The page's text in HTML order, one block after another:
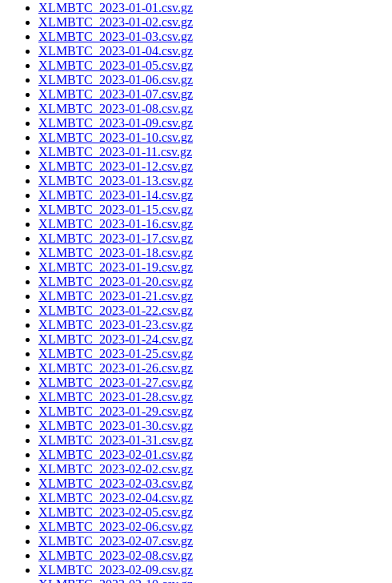
XLMBTC_2023-01-01.csv.gz
XLMBTC_2023-01-02.csv.gz
XLMBTC_2023-01-03.csv.gz
XLMBTC_2023-01-04.csv.gz
XLMBTC_2023-01-05.csv.gz
XLMBTC_2023-01-06.csv.gz
XLMBTC_2023-01-07.csv.gz
XLMBTC_2023-01-08.csv.gz
XLMBTC_2023-01-09.csv.gz
XLMBTC_2023-01-10.csv.gz
XLMBTC_2023-01-11.csv.gz
XLMBTC_2023-01-12.csv.gz
XLMBTC_2023-01-13.csv.gz
XLMBTC_2023-01-14.csv.gz
XLMBTC_2023-01-15.csv.gz
XLMBTC_2023-01-16.csv.gz
XLMBTC_2023-01-17.csv.gz
XLMBTC_2023-01-18.csv.gz
XLMBTC_2023-01-19.csv.gz
XLMBTC_2023-01-20.csv.gz
XLMBTC_2023-01-21.csv.gz
XLMBTC_2023-01-22.csv.gz
XLMBTC_2023-01-23.csv.gz
XLMBTC_2023-01-24.csv.gz
XLMBTC_2023-01-25.csv.gz
XLMBTC_2023-01-26.csv.gz
XLMBTC_2023-01-27.csv.gz
XLMBTC_2023-01-28.csv.gz
XLMBTC_2023-01-29.csv.gz
XLMBTC_2023-01-30.csv.gz
XLMBTC_2023-01-31.csv.gz
XLMBTC_2023-02-01.csv.gz
XLMBTC_2023-02-02.csv.gz
XLMBTC_2023-02-03.csv.gz
XLMBTC_2023-02-04.csv.gz
XLMBTC_2023-02-05.csv.gz
XLMBTC_2023-02-06.csv.gz
XLMBTC_2023-02-07.csv.gz
XLMBTC_2023-02-08.csv.gz
XLMBTC_2023-02-09.csv.gz